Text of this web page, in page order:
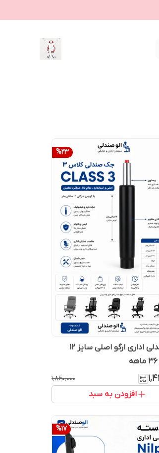
%23
جک صندلی اداری ارگو اصلی سایز ۱۲
۱٬۸۶۰٬۰۰۰
افزودن به سبد
%17